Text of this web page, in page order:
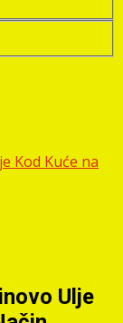
Kod Kuće na
Ulje